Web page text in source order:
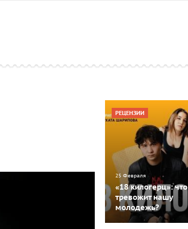
РЕЦЕНЗИИ
25 Февраля
«18 килогерц»: что
тревожит нашу
молодежь?